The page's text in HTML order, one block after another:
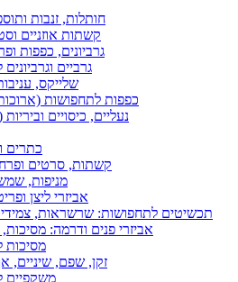
חותלות, זנבות
קשתות אוזניים
גרביונים, כפפות
גרביים
שלייקס,
כפפות לתחפושות
נעליים, כיסויים
כתרים
קשתות, סרטים
מניפות,
אביזרי ליצן
תכשיטים לתחפושות: שרשראות,
אביזרי פנים ודרמה:
זקן, שפם, שיניים,
משקפיים